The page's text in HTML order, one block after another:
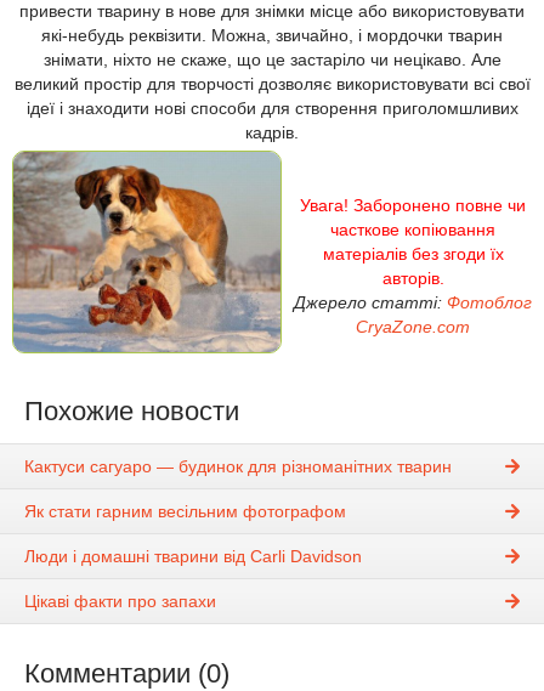
привести тварину в нове для знімки місце або використовувати
які-небудь реквізити. Можна, звичайно, і мордочки тварин
знімати, ніхто не скаже, що це застаріло чи нецікаво. Але
великий простір для творчості дозволяє використовувати всі свої
ідеї і знаходити нові способи для створення приголомшливих
кадрів.
Увага! Заборонено повне чи
часткове копіювання
матеріалів без згоди їх
авторів.
Джерело статті: Фотоблог
CryaZone.com
Похожие новости
Кактуси сагуаро — будинок для різноманітних тварин
Як стати гарним весільним фотографом
Люди і домашні тварини від Carli Davidson
Цікаві факти про запахи
Комментарии (0)